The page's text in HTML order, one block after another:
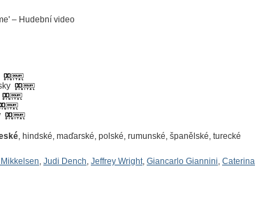
– Hudební video
, hindské, maďarské, polské, rumunské, španělské, turecké
, Judi Dench, Jeffrey Wright, Giancarlo Giannini, Caterina